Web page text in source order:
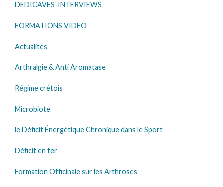
DEDICAVES-INTERVIEWS
FORMATIONS VIDEO
Actualités
Arthralgie & Anti Aromatase
Régime crétois
Microbiote
le Déficit Énergétique Chronique dans le Sport
Déficit en fer
Formation Officinale sur les Arthroses